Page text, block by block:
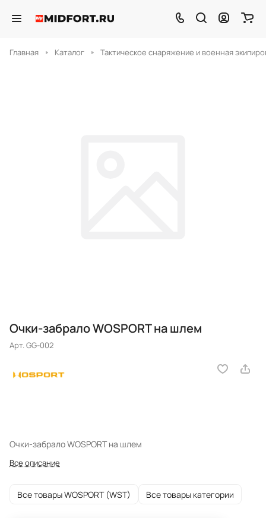
Главная Каталог Тактическое снаряжение и военная
Очки-забрало WOSPORT на шлем
Арт.GG-002
Очки-забрало WOSPORT на шлем
Все описание
Все товары WOSPORT (WST) Все товары категории